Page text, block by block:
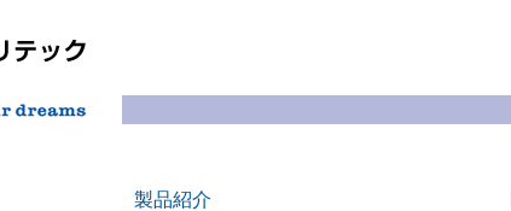
製品紹介